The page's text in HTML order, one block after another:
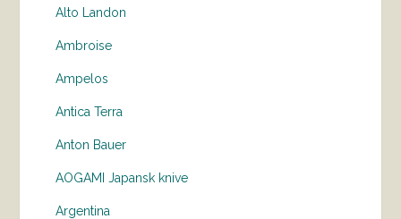
Alto Landon
Ambroise
Ampelos
Antica Terra
Anton Bauer
AOGAMI Japansk knive
Argentina